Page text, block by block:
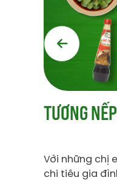
DẤM TÁO
Với những chị
chi tiêu gia